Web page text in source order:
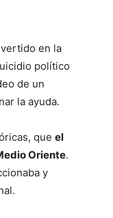
en la
político
de un
la ayuda.
que el
Oriente.
y